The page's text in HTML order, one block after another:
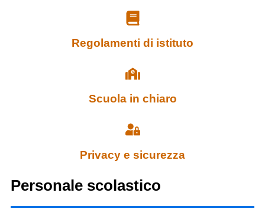
Regolamenti di istituto
Scuola in chiaro
Privacy e sicurezza
Personale scolastico